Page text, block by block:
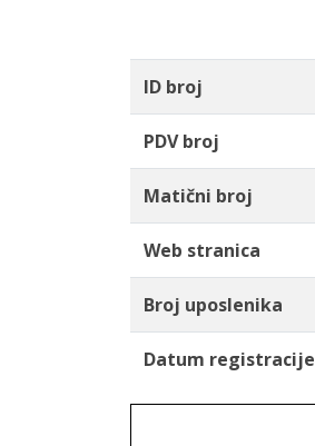
ID broj
PDV broj
Matični broj
Web stranica
Broj uposlenika
Datum registracije